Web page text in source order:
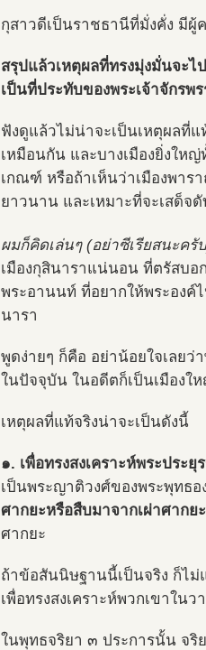
กุสาวดีเป็นราชธานีที่มั่งคั่ง มี
สรุปแล้วเหตุผลที่ทรงมุ่งมั่นจะไ
เป็นที่ประทับของพระเจ้าจักรพ
ฟังดูแล้วไม่น่าจะเป็นเหตุผลที่
เหมือนกัน และบางเมืองยิ่งให
เกณฑ์ หรือถ้าเห็นว่าเมืองพา
ยาวนาน และเหมาะที่จะเสด็จ
ผมก็คิดเล่นๆ (อย่าซีเรียสนะครั
เมืองกุสินาราแน่นอน ที่ตรัสบอ
พระอานนท์ ที่อยากให้พระองค์
นารา
พูดง่ายๆ ก็คือ อย่าน้อยใจเลยว่
ในปัจจุบัน ในอดีตก็เป็นเมืองใ
เหตุผลที่แท้จริงน่าจะเป็นดังนี้
๑. เพื่อทรงสงเคราะห์พระประ
เป็นพระญาติวงศ์ของพระพุทธ
ศากยะหรือสืบมาจากเผ่าศากยะ
ศากยะ
ถ้าข้อสันนิษฐานนี้เป็นจริง ก็ไม่
เพื่อทรงสงเคราะห์พวกเขาใน
ในพุทธจริยา ๓ ประการนั้น จริ